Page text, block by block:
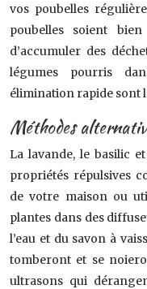
vos poubelles
poubelles soient
d’accumuler des
légumes pourris
élimination rapide sont
Méthodes
La lavande, le basilic
propriétés répulsives
de votre maison ou
plantes dans des
l’eau et du savon à
tomberont et se
ultrasons qui